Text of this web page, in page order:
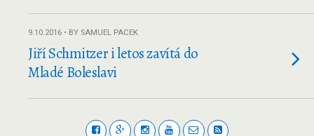
9.10.2016 • BY SAMUEL PACEK
Jiří Schmitzer i letos zavítá do
Mladé Boleslavi